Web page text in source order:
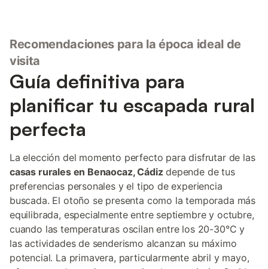
Recomendaciones para la época ideal de
visita
Guía definitiva para
planificar tu escapada rural
perfecta
La elección del momento perfecto para disfrutar de las
casas rurales en Benaocaz, Cádizdepende de tus
preferencias personales y el tipo de experiencia
buscada. El otoño se presenta como la temporada más
equilibrada, especialmente entre septiembre y octubre,
cuando las temperaturas oscilan entre los 20-30°C y
las actividades de senderismo alcanzan su máximo
potencial. La primavera, particularmente abril y mayo,